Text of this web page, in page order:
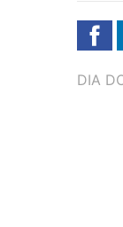
TAGS
DIA